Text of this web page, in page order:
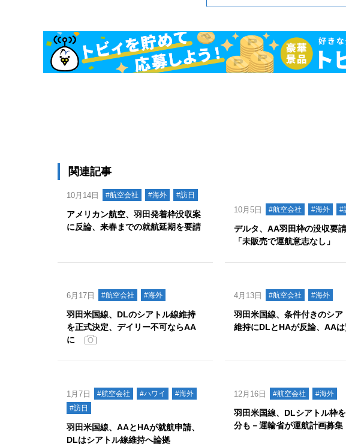
関連記事
10月14日 #航空会社 #海外 #訪日
アメリカン航空、羽田発着枠没収案
に反論、来春までの就航延期を要請
10月5日 #航空会社 #海外 #
デルタ、AA羽田枠の没収要請
「未販売で運航意志なし」
6月17日 #航空会社 #海外
羽田米国線、DLのシアトル線維持
を正式決定、デイリー不可ならAA
に
4月13日 #航空会社 #海外
羽田米国線、条件付きのシア
維持にDLとHAが反論、AAは
1月7日 #航空会社 #ハワイ
#海外
#訪日
羽田米国線、AAとHAが就航申請、
DLはシアトル線維持へ論拠
12月16日 #航空会社 #海外
羽田米国線、DLシアトル枠
分も－運輸省が運航計画募集